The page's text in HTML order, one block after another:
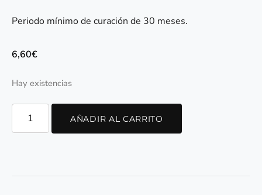
Periodo mínimo de curación de 30 meses.
6,60€
Hay existencias
AÑADIR AL CARRITO